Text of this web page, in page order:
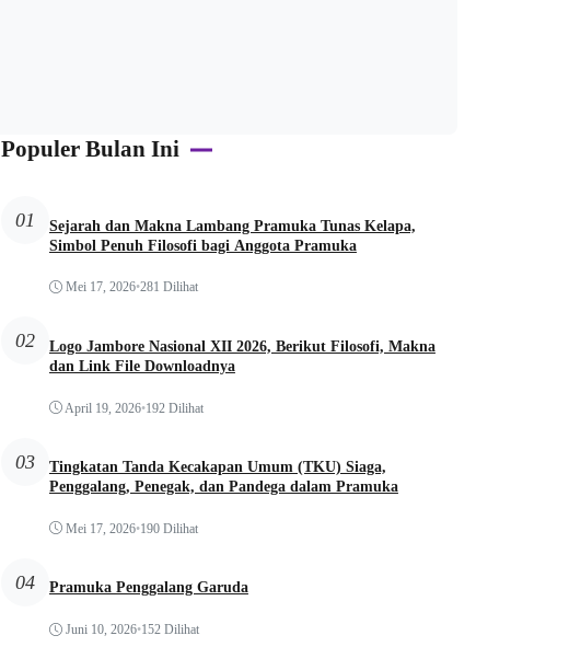
Populer Bulan Ini
01
Sejarah dan Makna Lambang Pramuka Tunas Kelapa,
Simbol Penuh Filosofi bagi Anggota Pramuka
Mei 17, 2026•281 Dilihat
02
Logo Jambore Nasional XII 2026, Berikut Filosofi, Makna
dan Link File Downloadnya
April 19, 2026•192 Dilihat
03
Tingkatan Tanda Kecakapan Umum (TKU) Siaga,
Penggalang, Penegak, dan Pandega dalam Pramuka
Mei 17, 2026•190 Dilihat
04 Pramuka Penggalang Garuda
Juni 10, 2026•152 Dilihat